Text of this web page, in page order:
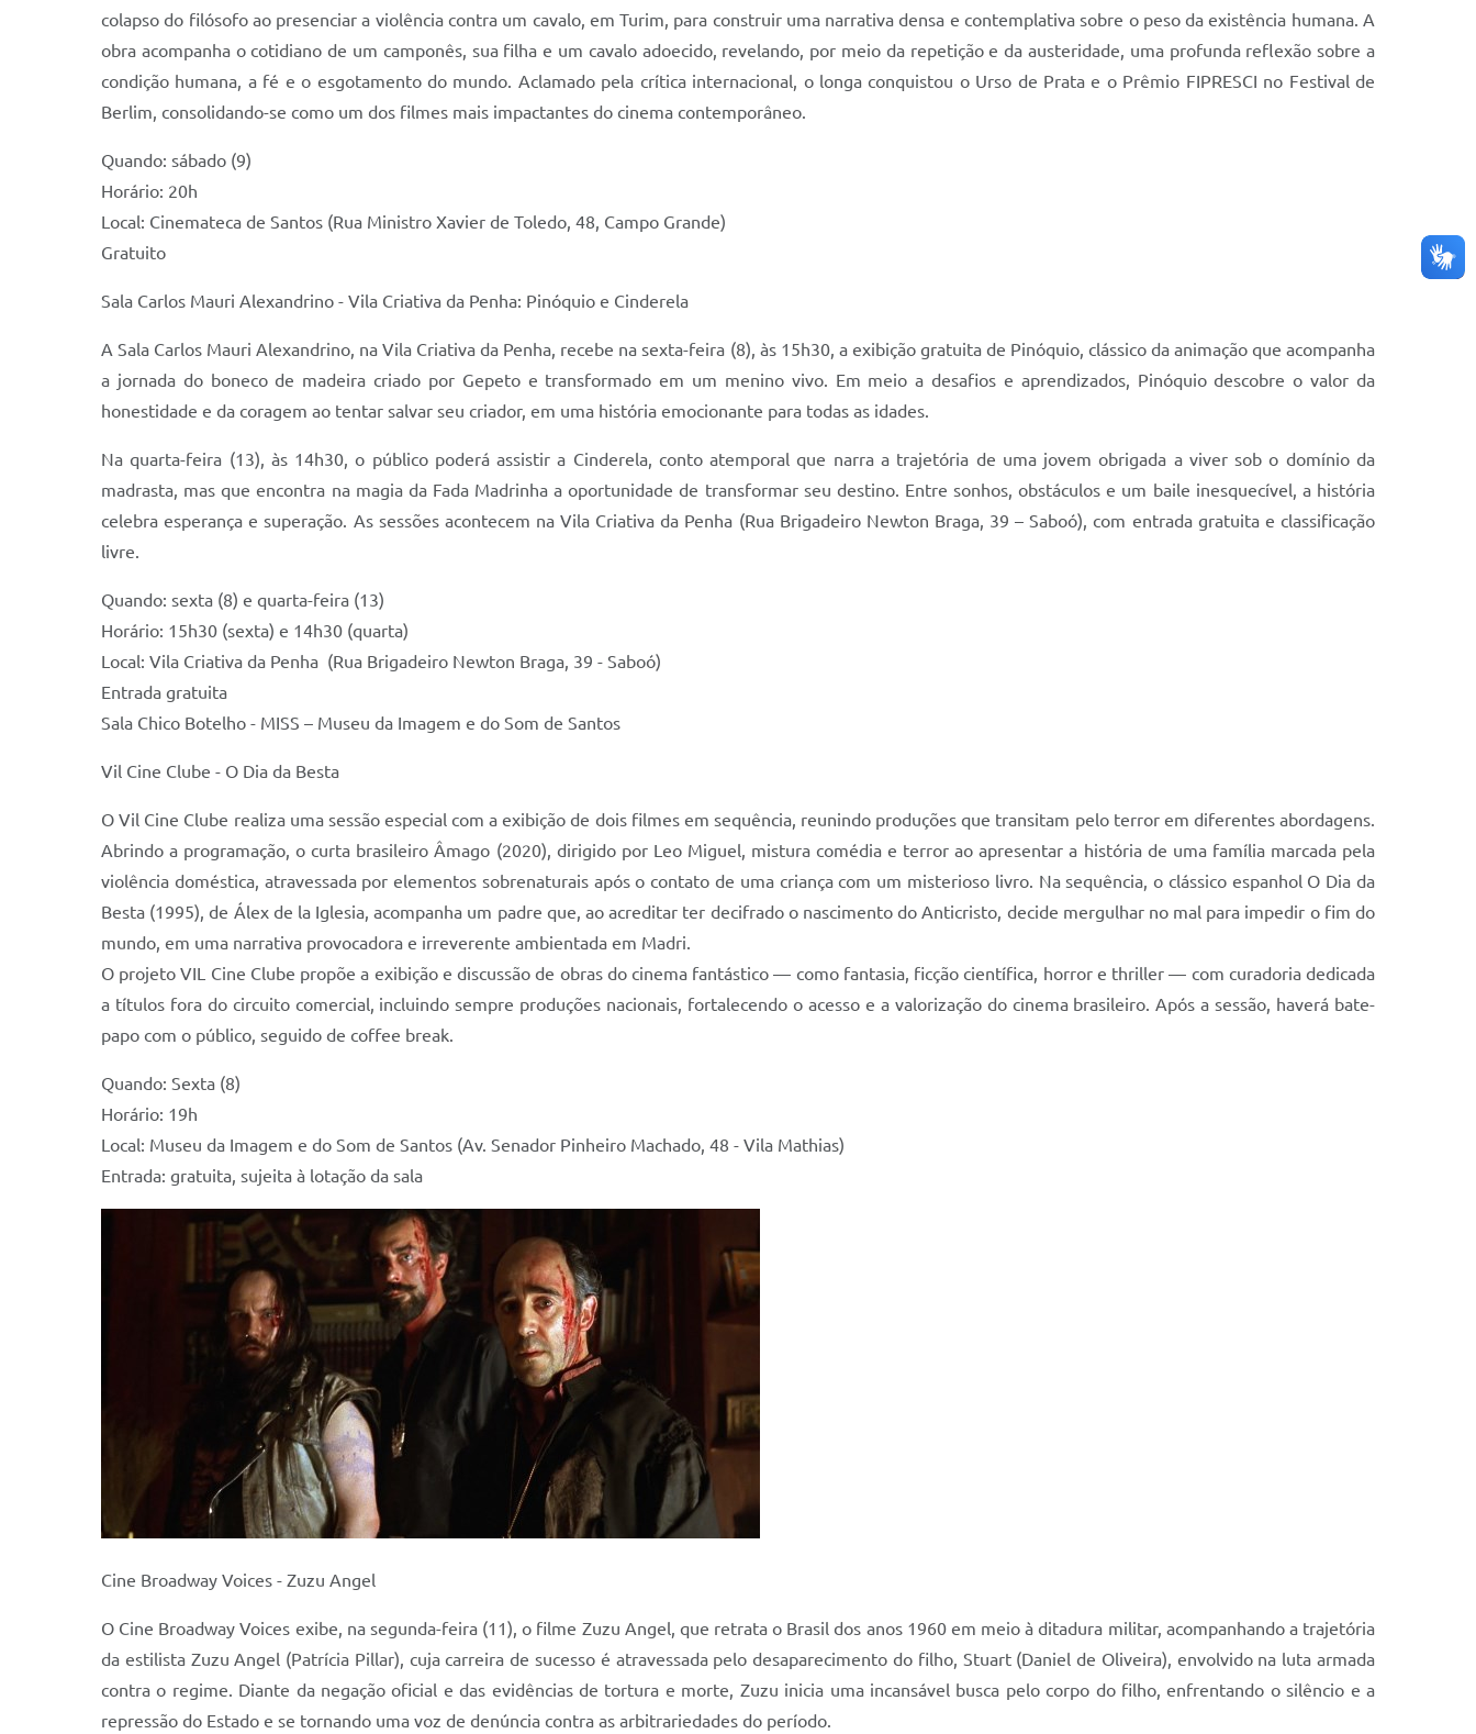
colapso do filósofo ao presenciar a violência contra um cavalo, em Turim, para construir uma narrativa densa e contemplativa sobre o peso da existência humana. A
obra acompanha o cotidiano de um camponês, sua filha e um cavalo adoecido, revelando, por meio da repetição e da austeridade, uma profunda reflexão sobre a
condição humana, a fé e o esgotamento do mundo. Aclamado pela crítica internacional, o longa conquistou o Urso de Prata e o Prêmio FIPRESCI no Festival de
Berlim, consolidando-se como um dos filmes mais impactantes do cinema contemporâneo.
Quando: sábado (9)
Horário: 20h
Local: Cinemateca de Santos (Rua Ministro Xavier de Toledo, 48, Campo Grande)
Gratuito
Sala Carlos Mauri Alexandrino - Vila Criativa da Penha: Pinóquio e Cinderela
A Sala Carlos Mauri Alexandrino, na Vila Criativa da Penha, recebe na sexta-feira (8), às 15h30, a exibição gratuita de Pinóquio, clássico da animação que acompanha
a jornada do boneco de madeira criado por Gepeto e transformado em um menino vivo. Em meio a desafios e aprendizados, Pinóquio descobre o valor da
honestidade e da coragem ao tentar salvar seu criador, em uma história emocionante para todas as idades.
Na quarta-feira (13), às 14h30, o público poderá assistir a Cinderela, conto atemporal que narra a trajetória de uma jovem obrigada a viver sob o domínio da
madrasta, mas que encontra na magia da Fada Madrinha a oportunidade de transformar seu destino. Entre sonhos, obstáculos e um baile inesquecível, a história
celebra esperança e superação. As sessões acontecem na Vila Criativa da Penha (Rua Brigadeiro Newton Braga, 39 – Saboó), com entrada gratuita e classificação
livre.
Quando: sexta (8) e quarta-feira (13)
Horário: 15h30 (sexta) e 14h30 (quarta)
Local: Vila Criativa da Penha (Rua Brigadeiro Newton Braga, 39 - Saboó)
Entrada gratuita
Sala Chico Botelho - MISS – Museu da Imagem e do Som de Santos
Vil Cine Clube - O Dia da Besta
O Vil Cine Clube realiza uma sessão especial com a exibição de dois filmes em sequência, reunindo produções que transitam pelo terror em diferentes abordagens.
Abrindo a programação, o curta brasileiro Âmago (2020), dirigido por Leo Miguel, mistura comédia e terror ao apresentar a história de uma família marcada pela
violência doméstica, atravessada por elementos sobrenaturais após o contato de uma criança com um misterioso livro. Na sequência, o clássico espanhol O Dia da
Besta (1995), de Álex de la Iglesia, acompanha um padre que, ao acreditar ter decifrado o nascimento do Anticristo, decide mergulhar no mal para impedir o fim do
mundo, em uma narrativa provocadora e irreverente ambientada em Madri.
O projeto VIL Cine Clube propõe a exibição e discussão de obras do cinema fantástico — como fantasia, ficção científica, horror e thriller — com curadoria dedicada
a títulos fora do circuito comercial, incluindo sempre produções nacionais, fortalecendo o acesso e a valorização do cinema brasileiro. Após a sessão, haverá bate-
papo com o público, seguido de coffee break.
Quando: Sexta (8)
Horário: 19h
Local: Museu da Imagem e do Som de Santos (Av. Senador Pinheiro Machado, 48 - Vila Mathias)
Entrada: gratuita, sujeita à lotação da sala
Cine Broadway Voices - Zuzu Angel
O Cine Broadway Voices exibe, na segunda-feira (11), o filme Zuzu Angel, que retrata o Brasil dos anos 1960 em meio à ditadura militar, acompanhando a trajetória
da estilista Zuzu Angel (Patrícia Pillar), cuja carreira de sucesso é atravessada pelo desaparecimento do filho, Stuart (Daniel de Oliveira), envolvido na luta armada
contra o regime. Diante da negação oficial e das evidências de tortura e morte, Zuzu inicia uma incansável busca pelo corpo do filho, enfrentando o silêncio e a
repressão do Estado e se tornando uma voz de denúncia contra as arbitrariedades do período.